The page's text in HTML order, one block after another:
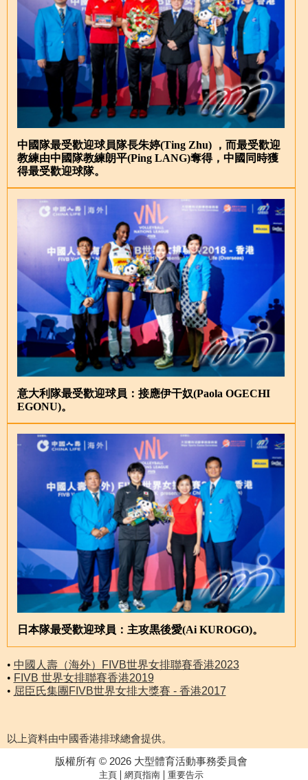
中國隊最受歡迎球員隊長朱婷(Ting Zhu) ，而最受歡迎
教練由中國隊教練朗平(Ping LANG)奪得，中國同時獲
得最受歡迎球隊。
意大利隊最受歡迎球員：接應伊干奴(Paola OGECHI
EGONU)。
日本隊最受歡迎球員：主攻黒後愛(Ai KUROGO)。
• 中國人壽（海外）FIVB世界女排聯賽香港2023
• FIVB 世界女排聯賽香港2019
• 屈臣氏集團FIVB世界女排大獎賽 - 香港2017
以上資料由中國香港排球總會提供。
版權所有 © 2026 大型體育活動事務委員會
主頁| 網頁指南| 重要告示